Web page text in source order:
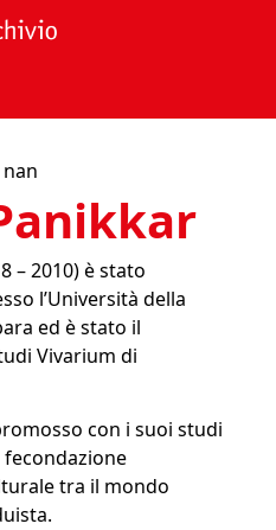
– 2010) è stato
l’Università della
ed è stato il
Vivarium di
con i suoi studi
tra il mondo